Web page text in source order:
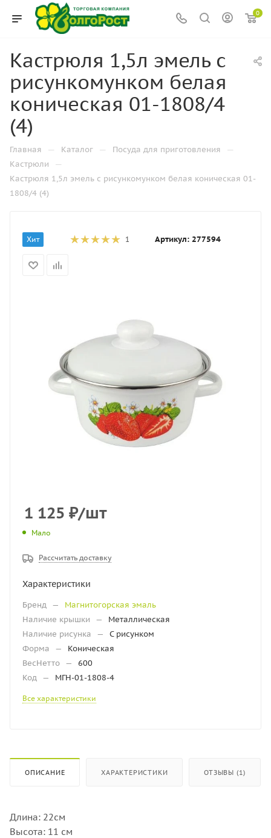
0
Кастрюля 1,5л эмель с
рисункомунком белая
коническая 01-1808/4
(4)
Главная — Каталог — Посуда для приготовления —
Кастрюли —
Кастрюля 1,5л эмель с рисункомунком белая коническая 01-
1808/4 (4)
Хит 1 Артикул: 277594
1 125 ₽/шт
Мало
Рассчитать доставку
Характеристики
Бренд —
Магнитогорская эмаль
Наличие крышки
—
Металлическая
Наличие рисунка
—
С рисунком
Форма
—
Коническая
ВесНетто —
600
Код — МГН-01-1808-4
Все характеристики
ОПИСАНИЕ ХАРАКТЕРИСТИКИ ОТЗЫВЫ (1)
Длина: 22см
Высота: 11 см